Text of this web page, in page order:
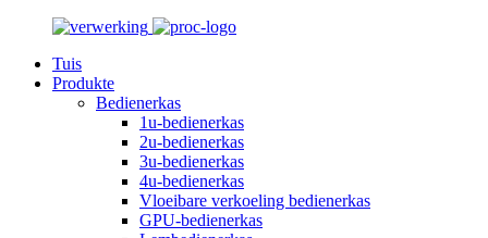
Tuis
Produkte
Bedienerkas
1u-bedienerkas
2u-bedienerkas
3u-bedienerkas
4u-bedienerkas
Vloeibare verkoeling bedienerkas
GPU-bedienerkas